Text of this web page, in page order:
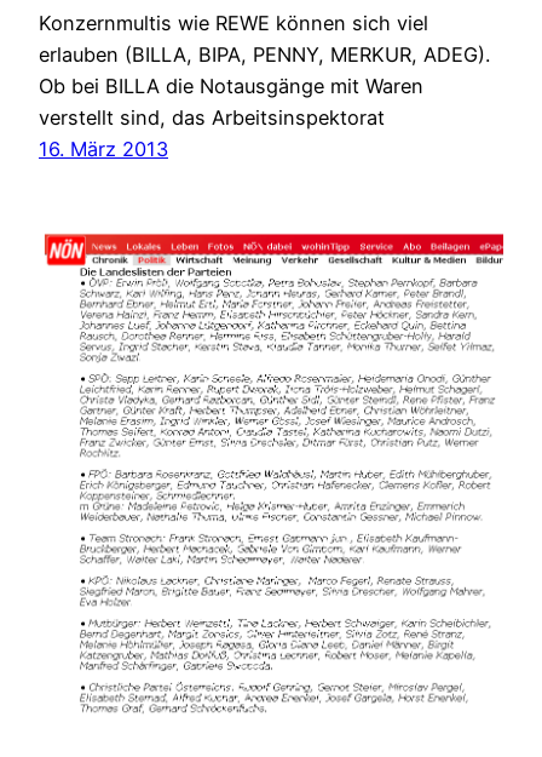
Konzernmultis wie REWE können sich viel
erlauben (BILLA, BIPA, PENNY, MERKUR, ADEG).
Ob bei BILLA die Notausgänge mit Waren
verstellt sind, das Arbeitsinspektorat
16. März 2013